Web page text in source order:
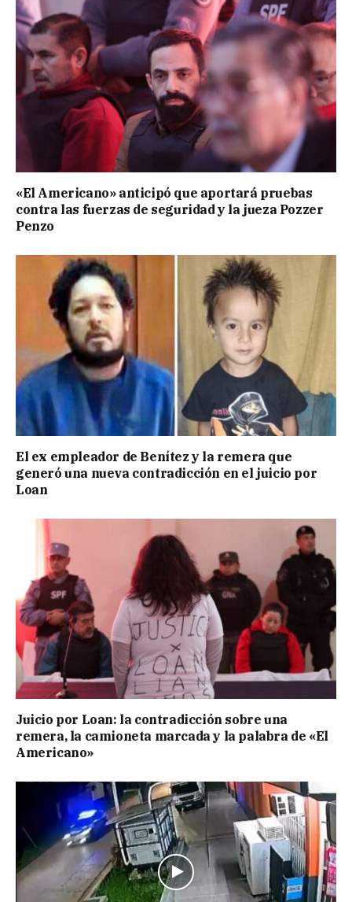
«El Americano» anticipó que aportará pruebas
contra las fuerzas de seguridad y la jueza Pozzer
Penzo
El ex empleador de Benítez y la remera que
generó una nueva contradicción en el juicio por
Loan
Juicio por Loan: la contradicción sobre una
remera, la camioneta marcada y la palabra de «El
Americano»